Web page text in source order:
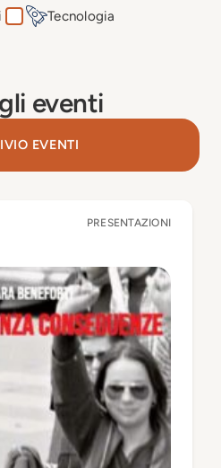
Tecnologia
eventi
EVENTI
PRESENTAZIONI